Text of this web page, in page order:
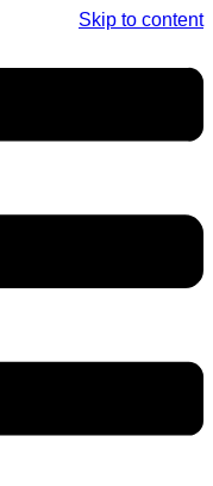
Skip to content